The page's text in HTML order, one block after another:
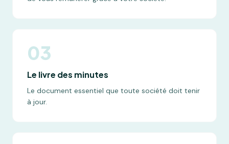
03
Le livre des minutes
Le document essentiel que toute société doit tenir
à jour.